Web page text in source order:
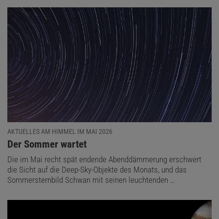
AKTUELLES AM HIMMEL IM MAI 2026
:Der Sommer wartet
Die im Mai recht spät endende Abenddämmerung erschwert
die Sicht auf die Deep-Sky-Objekte des Monats, und das
Sommersternbild Schwan mit seinen leuchtenden …